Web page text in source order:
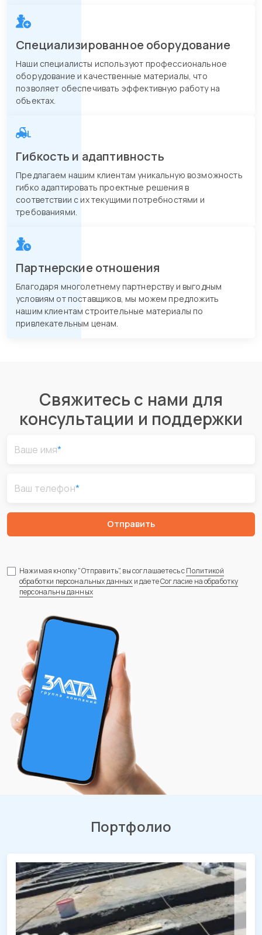
Специализированное оборудование
Наши специалисты используют профессиональное
оборудование и качественные материалы, что
позволяет обеспечивать эффективную работу на
объектах.
Гибкость и адаптивность
Предлагаем нашим клиентам уникальную возможность
гибко адаптировать проектные решения в
соответствии с их текущими потребностями и
требованиями.
Партнерские отношения
Благодаря многолетнему партнерству и выгодным
условиям от поставщиков, мы можем предложить
нашим клиентам строительные материалы по
привлекательным ценам.
Свяжитесь с нами для
консультации и поддержки
Ваше имя*
Ваш телефон*
Отправить
Нажимая кнопку "Отправить", вы соглашаетесь сПолитикой
обработки персональных данных и даетеСогласие на обработку
персональны данных
Портфолио
Проект кровли торгового центра
г. Краснодар